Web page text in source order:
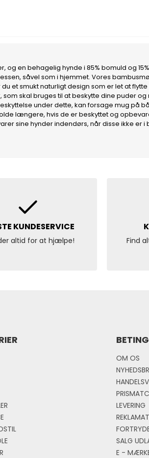
og en behagelig hynde i 85% bomuld og
såvel som i hjemmet. Vores
et smukt naturligt design som er let at
skal bruges til at beskytte dine puder
under dette, kan forsage mug på
længere, hvis de er beskyttet og
sine hynder indendørs, når disse ikke
KUNDESERVICE
altid for at hjælpe!
Find
OM OS
LEVERING
SALG
E -